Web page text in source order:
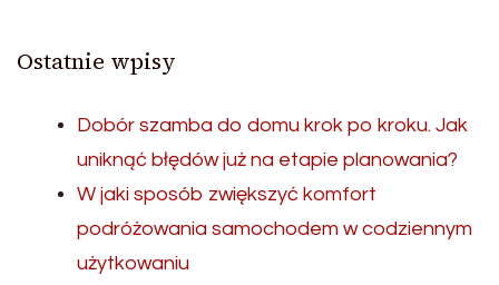
Ostatnie wpisy
Dobór szamba do domu krok po kroku. Jak
uniknąć błędów już na etapie planowania?
W jaki sposób zwiększyć komfort
podróżowania samochodem w codziennym
użytkowaniu